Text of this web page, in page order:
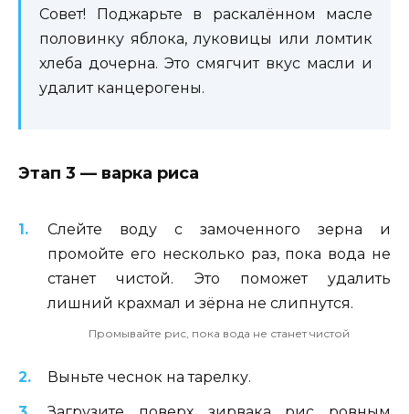
Совет! Поджарьте в раскалённом масле
половинку яблока, луковицы или ломтик
хлеба дочерна. Это смягчит вкус масли и
удалит канцерогены.
Этап 3 — варка риса
Слейте воду с замоченного зерна и
промойте его несколько раз, пока вода не
станет чистой. Это поможет удалить
лишний крахмал и зёрна не слипнутся.
Промывайте рис, пока вода не станет чистой
Выньте чеснок на тарелку.